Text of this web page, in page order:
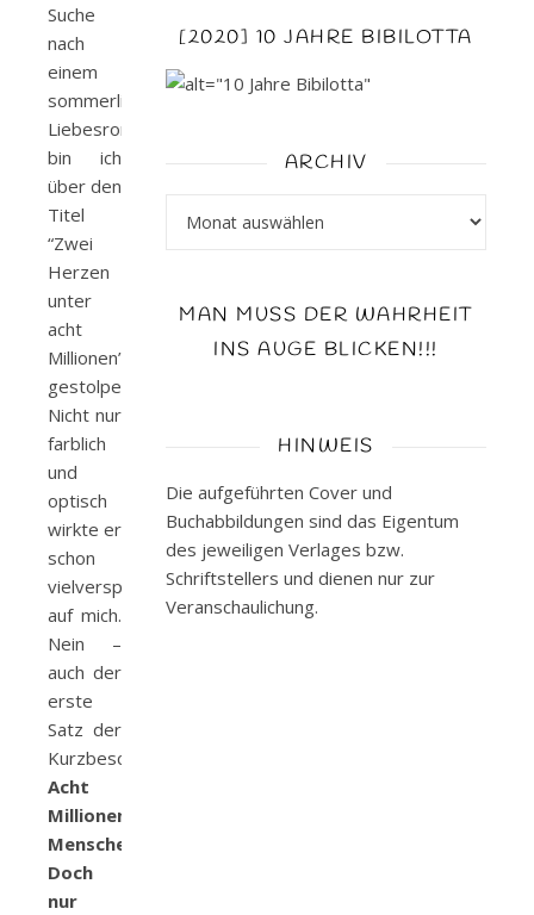
Suche
nach
einem
sommerlichen
Liebesroman
bin ich
über den
Titel
“Zwei
Herzen
unter
acht
Millionen”
gestolpert.
Nicht nur
farblich
und
optisch
wirkte er
schon
vielversprechend
auf mich.
Nein –
auch der
erste
Satz der
Kurzbeschreibung:
Acht
Millionen
Menschen.
Doch
nur
[2020] 10 JAHRE BIBILOTTA
ARCHIV
MAN MUSS DER WAHRHEIT
INS AUGE BLICKEN!!!
HINWEIS
Die aufgeführten Cover und
Buchabbildungen sind das Eigentum
des jeweiligen Verlages bzw.
Schriftstellers und dienen nur zur
Veranschaulichung.